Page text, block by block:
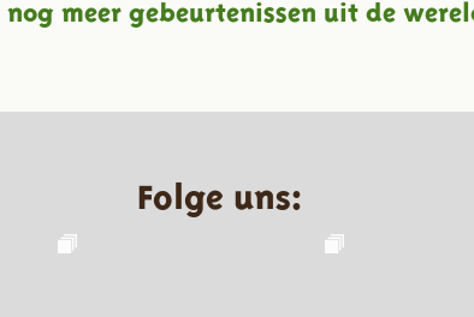
nog meer gebeurtenissen uit de
Folge uns: